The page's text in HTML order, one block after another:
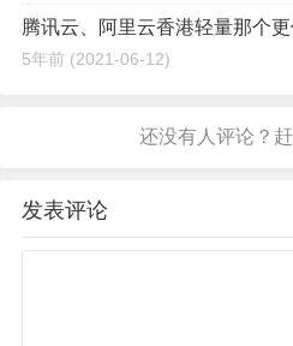
腾讯云、阿里云香港轻量那个更
5年前 (2021-06-12)
发表评论